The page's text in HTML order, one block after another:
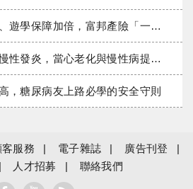
，富邦產險「一期逐夢」專案加碼遠距醫療與緊急救援
發炎，當心老化與慢性病提早報到
，糖尿病友上路必學的安全守則
客服務 電子雜誌
廣告刊登
人才招募 聯絡我們